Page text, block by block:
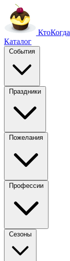
КтоКогда
Каталог
События
Праздники
Пожелания
Профессии
Сезоны